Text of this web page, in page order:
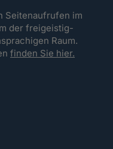
Seitenaufrufen im
der freigeistig-
Raum.
finden Sie hier.